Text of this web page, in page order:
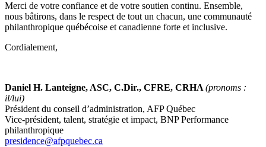
Merci de votre confiance et de votre soutien continu. Ensemble,
nous bâtirons, dans le respect de tout un chacun, une communauté
philanthropique québécoise et canadienne forte et inclusive.
Cordialement,
Daniel H. Lanteigne, ASC, C.Dir., CFRE, CRHA (pronoms :
il/lui)
Président du conseil d’administration, AFP Québec
Vice-président, talent, stratégie et impact, BNP Performance
philanthropique
presidence@afpquebec.ca